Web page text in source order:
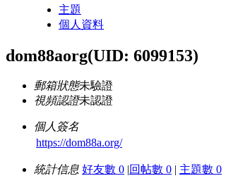
主題
個人資料
dom88aorg(UID: 6099153)
郵箱狀態未驗證
視頻認證未認證
個人簽名
https://dom88a.org/
統計信息 好友數 0 |回帖數 0 | 主題數 0